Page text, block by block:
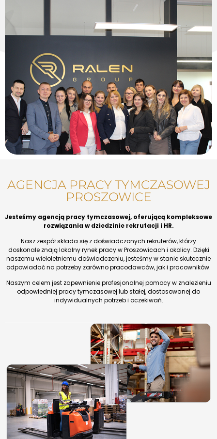
AGENCJA PRACY TYMCZASOWEJ
PROSZOWICE
Jesteśmy agencją pracy tymczasowej, oferującą kompleksowe
rozwiązania w dziedzinie rekrutacji i HR.
Nasz zespół składa się z doświadczonych rekruterów, którzy
doskonale znają lokalny rynek pracy w Proszowicach i okolicy. Dzięki
naszemu wieloletniemu doświadczeniu, jesteśmy w stanie skutecznie
odpowiadać na potrzeby zarówno pracodawców, jak i pracowników.
Naszym celem jest zapewnienie profesjonalnej pomocy w znalezieniu
odpowiedniej pracy tymczasowej lub stałej, dostosowanej do
indywidualnych potrzeb i oczekiwań.